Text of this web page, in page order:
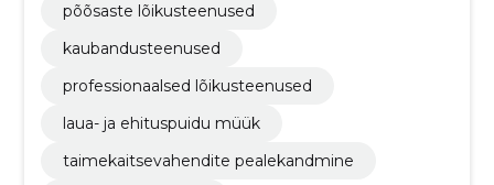
põõsaste lõikusteenused
kaubandusteenused
professionaalsed lõikusteenused
laua- ja ehituspuidu müük
taimekaitsevahendite pealekandmine